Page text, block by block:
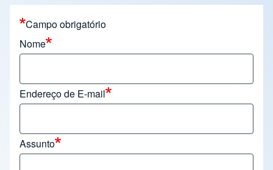
Campo obrigatório
Nome
Endereço de E-mail
Assunto